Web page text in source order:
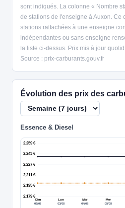
sont indiqués. La colonne « Nombre
de stations de l'enseigne à Auxon. Ce
stations rattachées à une enseigne
indépendantes ou sans enseigne
la liste ci-dessus. Prix mis à jour
Source : prix-carburants.gouv.fr
Évolution des prix des
Essence & Diesel
2,179 €
2,195 €
2,211 €
2,227 €
2,243 €
2,259 €
Dim
02/08
Lun
03/08
Mar
04/08
Mer
05/08